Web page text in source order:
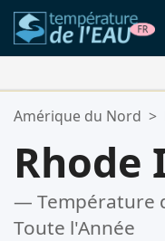
Vos Lieux Favoris:
Amérique du Nord >
Rhode
— Température
Toute l'Année